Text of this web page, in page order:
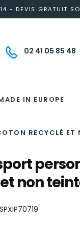
- DEVIS GRATUIT
02 41 05 85 48
IN EUROPE
RECYCLÉ
non
SPXIP70719